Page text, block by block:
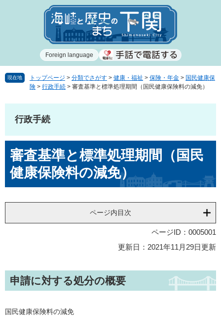
で
ば
Foreign language
現在地 トップページ > 分類でさがす > 健康・福祉 > 保険・年金 > 国民健康保
険 > 行政手続 > 審査基準と標準処理期間（国民健康保険料の減免）
行政手続
文審査基準と標準処理期間（国民
健康保険料の減免）
ページ内目次
ページID：0005001
更新日：2021年11月29日更新
申請に対する処分の概要
国民健康保険料の減免